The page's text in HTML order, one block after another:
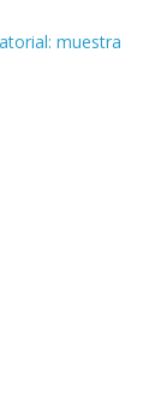
muestra